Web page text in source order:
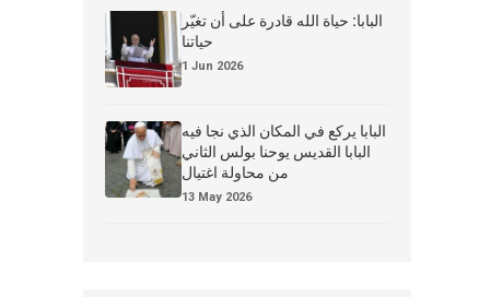
البابا: حياة الله قادرة على أن تغيّر
حياتنا
1 Jun 2026
البابا يركع في المكان الذي نجا فيه
البابا القديس يوحنا بولس الثاني
من محاولة اغتيال
13 May 2026